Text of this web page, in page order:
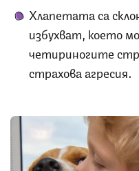
Хлапетата са
избухват, което
четириногите
страхова агресия.